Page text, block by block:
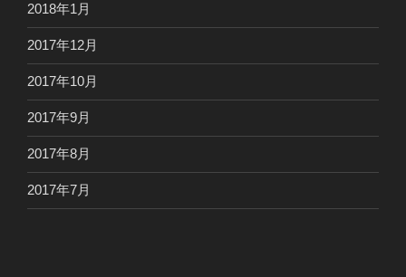
2018年1月
2017年12月
2017年10月
2017年9月
2017年8月
2017年7月